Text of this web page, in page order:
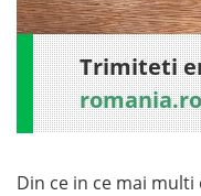
Trimiteti
romania.ro
Din ce in ce mai multi